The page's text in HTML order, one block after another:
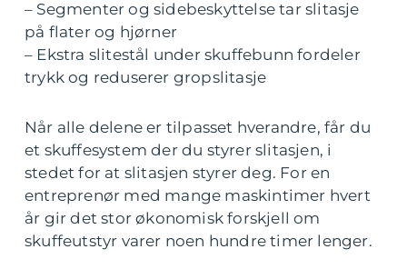
– Segmenter og sidebeskyttelse tar slitasje
på flater og hjørner
– Ekstra slitestål under skuffebunn fordeler
trykk og reduserer gropslitasje
Når alle delene er tilpasset hverandre, får du
et skuffesystem der du styrer slitasjen, i
stedet for at slitasjen styrer deg. For en
entreprenør med mange maskintimer hvert
år gir det stor økonomisk forskjell om
skuffeutstyr varer noen hundre timer lenger.